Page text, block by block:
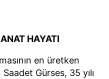
HAYATI
en üretken
Gürses, 35 yılı